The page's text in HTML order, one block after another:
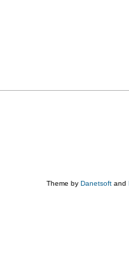
Theme by Danetsoft and